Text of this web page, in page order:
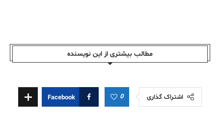
مطالب بیشتری از این نویسندە
اشتراک گذاری 0
Facebook